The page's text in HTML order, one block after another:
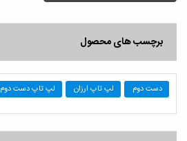
برچسب های محصول
دست دوم لپ تاپ ارزان لپ تاپ دست دوم